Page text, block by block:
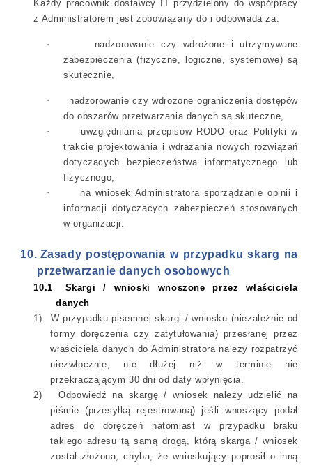
Każdy pracownik dostawcy IT przydzielony do współpracy
z Administratorem jest zobowiązany do i odpowiada za:
·
nadzorowanie czy wdrożone i utrzymywane
zabezpieczenia (fizyczne, logiczne, systemowe) są
skutecznie,
·
nadzorowanie czy wdrożone ograniczenia dostępów
do obszarów przetwarzania danych są skuteczne,
·
uwzględniania przepisów RODO oraz Polityki w
trakcie projektowania i wdrażania nowych rozwiązań
dotyczących bezpieczeństwa informatycznego lub
fizycznego,
·
na wniosek Administratora sporządzanie opinii i
informacji dotyczących zabezpieczeń stosowanych
worganizacji.
10. Zasady postępowania w przypadku skarg na
przetwarzanie danych osobowych
10.1
Skargi / wnioski wnoszone przez właściciela
danych
1)
W przypadku pisemnej skargi / wniosku (niezależnie od
formy doręczenia czy zatytułowania) przesłanej przez
właściciela danych do Administratora należy rozpatrzyć
niezwłocznie, nie dłużej niż w terminie nie
przekraczającym 30 dni od daty wpłynięcia.
2)
Odpowiedź na skargę / wniosek należy udzielić na
piśmie (przesyłką rejestrowaną) jeśli wnoszący podał
adres do doręczeń natomiast w przypadku braku
takiego adresu tą samą drogą, którą skarga / wniosek
został złożona, chyba, że wnioskujący poprosił o inną